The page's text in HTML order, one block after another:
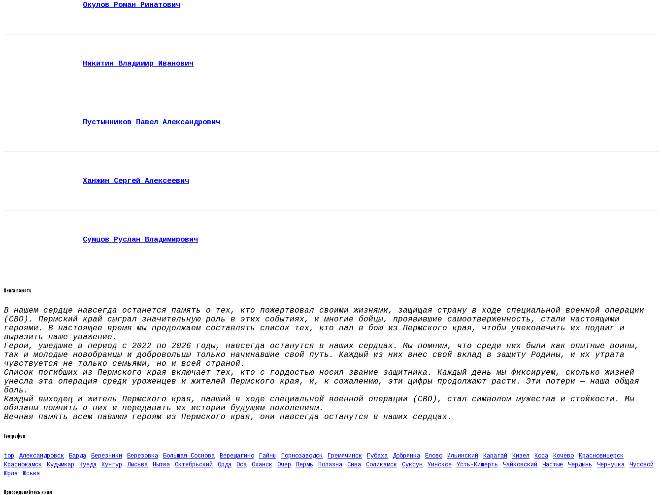
Окулов Роман Ринатович
Никитин Владимир Иванович
Пустынников Павел Александрович
Ханжин Сергей Алексеевич
Сумцов Руслан Владимирович
Книга памяти
В нашем сердце навсегда останется память о тех, кто пожертвовал своими жизнями, защищая страну в ходе специальной военной операции
(СВО). Пермский край сыграл значительную роль в этих событиях, и многие бойцы, проявившие самоотверженность, стали настоящими
героями. В настоящее время мы продолжаем составлять список тех, кто пал в бою из Пермского края, чтобы увековечить их подвиг и
выразить наше уважение.
Герои, ушедшие в период с 2022 по 2026 годы, навсегда останутся в наших сердцах. Мы помним, что среди них были как опытные воины,
так и молодые новобранцы и добровольцы только начинавшие свой путь. Каждый из них внес свой вклад в защиту Родины, и их утрата
чувствуется не только семьями, но и всей страной.
Список погибших из Пермского края включает тех, кто с гордостью носил звание защитника. Каждый день мы фиксируем, сколько жизней
унесла эта операция среди уроженцев и жителей Пермского края, и, к сожалению, эти цифры продолжают расти. Эти потери — наша общая
боль.
Каждый выходец и житель Пермского края, павший в ходе специальной военной операции (СВО), стал символом мужества и стойкости. Мы
обязаны помнить о них и передавать их истории будущим поколениям.
Вечная память всем павшим героям из Пермского края, они навсегда останутся в наших сердцах.
География
top Александровск Барда Березники Березовка Большая Соснова Верещагино Гайны Горнозаводск Гремячинск Губаха Добрянка Елово Ильинский Карагай Кизел Коса Кочево
Красновишерск
Краснокамск
Кудымкар Куеда Кунгур Лысьва Нытва Октябрьский Орда Оса Оханск Очер Пермь Полазна Сива Соликамск Суксун Уинское Усть-Кишерть Чайковский Частые Чердынь Чернушка
Чусовой
Юрла
Юсьва
Присоединяйтесь к нам